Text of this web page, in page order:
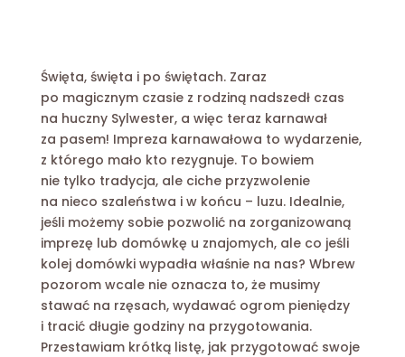
Święta, święta i po świętach. Zaraz
po magicznym czasie z rodziną nadszedł czas
na huczny Sylwester, a więc teraz karnawał
za pasem! Impreza karnawałowa to wydarzenie,
z którego mało kto rezygnuje. To bowiem
nie tylko tradycja, ale ciche przyzwolenie
na nieco szaleństwa i w końcu – luzu. Idealnie,
jeśli możemy sobie pozwolić na zorganizowaną
imprezę lub domówkę u znajomych, ale co jeśli
kolej domówki wypadła właśnie na nas? Wbrew
pozorom wcale nie oznacza to, że musimy
stawać na rzęsach, wydawać ogrom pieniędzy
i tracić długie godziny na przygotowania.
Przestawiam krótką listę, jak przygotować swoje